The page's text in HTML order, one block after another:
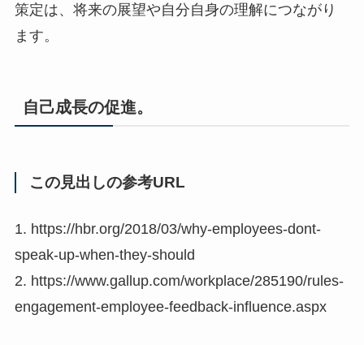
策定は、将来の展望や自分自身の理解につながり
ます。
自己成長の促進。
この見出しの参考URL
1. https://hbr.org/2018/03/why-employees-dont-
speak-up-when-they-should
2. https://www.gallup.com/workplace/285190/rules-
engagement-employee-feedback-influence.aspx